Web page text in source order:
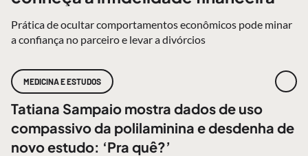
Prática de ocultar comportamentos econômicos pode minar
a confiança no parceiro e levar a divórcios
MEDICINA E ESTUDOS
Tatiana Sampaio mostra dados de uso
compassivo da polilaminina e desdenha de
novo estudo: ‘Pra quê?’